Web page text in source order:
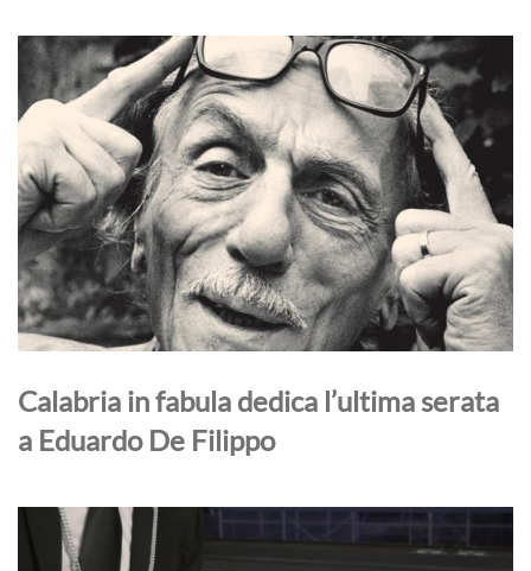
Calabria in fabula dedica l’ultima serata
a Eduardo De Filippo